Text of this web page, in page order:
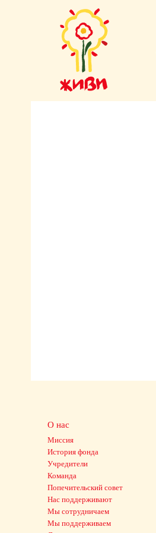
О нас
Миссия
История фонда
Учредители
Команда
Попечительский совет
Нас поддерживают
Мы сотрудничаем
Мы поддерживаем